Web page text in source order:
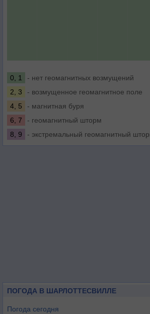
0, 1
- нет геомагнитных возмущений
2, 3
- возмущенное геомагнитное поле
4, 5
- магнитная буря
6, 7
- геомагнитный шторм
8, 9
- экстремальный геомагнитный
ПОГОДА В ШАРЛОТТЕСВИЛЛЕ
Погода сегодня